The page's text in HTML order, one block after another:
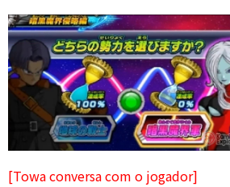
[Towa conversa com o jogador]